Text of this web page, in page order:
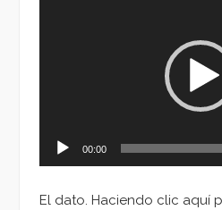
00:00
El dato. Haciendo clic aquí